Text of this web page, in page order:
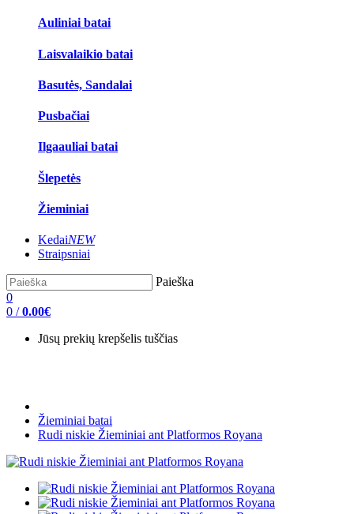
Auliniai batai
Laisvalaikio batai
Basutės, Sandalai
Pusbačiai
Ilgaauliai batai
Šlepetės
Žieminiai
KedaiNEW
Straipsniai
Paieška
0
0 / 0.00€
Jūsų prekių krepšelis tuščias
Žieminiai batai
Rudi niskie Žieminiai ant Platformos Royana